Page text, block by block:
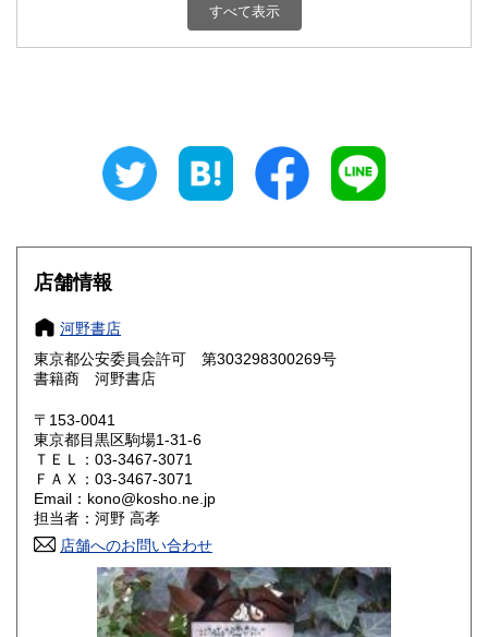
600円 三重県
大阪府
奈良県
鳥取県 600円 島根県
岡山県
山口県 600円
香川県 600円
高知県 600円
600円 長崎県
すべて表示
店舗情報
河野書店
東京都公安委員会許可 第303298300269号
書籍商 河野書店
〒153-0041
東京都目黒区駒場1-31-6
ＴＥＬ：03-3467-3071
ＦＡＸ：03-3467-3071
Email：kono@kosho.ne.jp
担当者：河野 高孝
店舗へのお問い合わせ